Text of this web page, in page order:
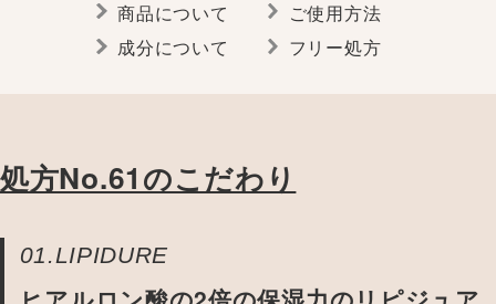
商品について
ご使用方法
成分について
フリー処方
処方No.61のこだわり
01.LIPIDURE